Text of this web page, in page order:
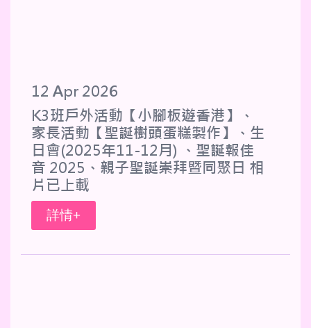
12 Apr 2026
K3班戶外活動【小腳板遊香港】、
家長活動【聖誕樹頭蛋糕製作】、生
日會(2025年11-12月) 、聖誕報佳
音 2025、親子聖誕崇拜暨同聚日 相
片已上載
詳情+